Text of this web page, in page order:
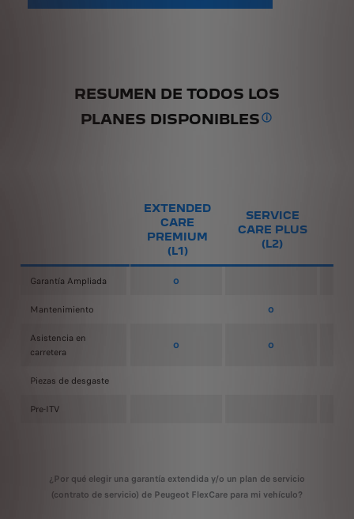
RESUMEN DE TODOS LOS
PLANES DISPONIBLES
EXTENDED
CARE
PREMIUM
(L1)
SERVICE
CARE PLUS
(L2)
o
o
o o
Garantía Ampliada
Mantenimiento
Asistencia en
carretera
Piezas de desgaste
Pre-ITV
¿Por qué elegir una garantía extendida y/o un plan de servicio
(contrato de servicio) de Peugeot FlexCare para mi vehículo?